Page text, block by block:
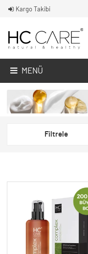
Kargo Takibi
MENÜ
Filtrele